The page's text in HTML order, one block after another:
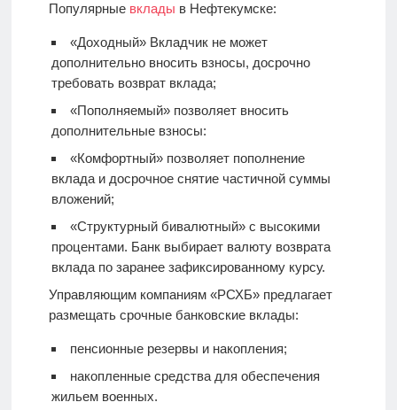
Популярные вклады в Нефтекумске:
«Доходный» Вкладчик не может
дополнительно вносить взносы, досрочно
требовать возврат вклада;
«Пополняемый» позволяет вносить
дополнительные взносы:
«Комфортный» позволяет пополнение
вклада и досрочное снятие частичной суммы
вложений;
«Структурный бивалютный» с высокими
процентами. Банк выбирает валюту возврата
вклада по заранее зафиксированному курсу.
Управляющим компаниям «РСХБ» предлагает
размещать срочные банковские вклады:
пенсионные резервы и накопления;
накопленные средства для обеспечения
жильем военных.